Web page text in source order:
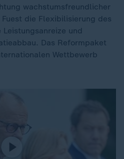
wachstumsfreundlicher
die Flexibilisierung des
und
Das Reformpaket
Wettbewerb